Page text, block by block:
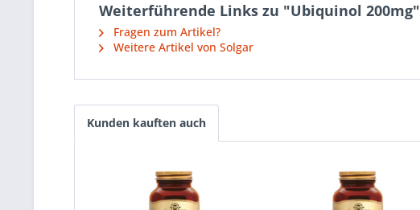
Weiterführende Links zu "Ubiquinol 200mg"
Fragen zum Artikel?
Weitere Artikel von Solgar
Kunden kauften auch